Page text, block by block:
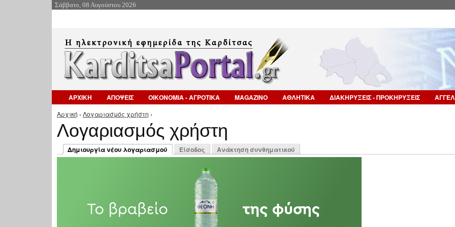
Σάββατο, 08 Αυγούστου 2026
ΑΡΧΙΚΗ ΑΠΟΨΕΙΣ ΟΙΚΟΝΟΜΙΑ - ΑΓΡΟΤΙΚΑ MAGAZINO ΑΘΛΗΤΙΚΑ ΔΙΑΚΗΡΥΞΕΙΣ - ΠΡΟΚΗΡΥΞΕΙΣ
Είστε εδώ
Αρχική › Λογαριασμός χρήστη ›
Λογαριασμός χρήστη
Πρωτεύουσες καρτέλες
Δημιουργία νέου λογαριασμού
(ενεργή καρτέλα)
Είσοδος Ανάκτηση συνθηματικού